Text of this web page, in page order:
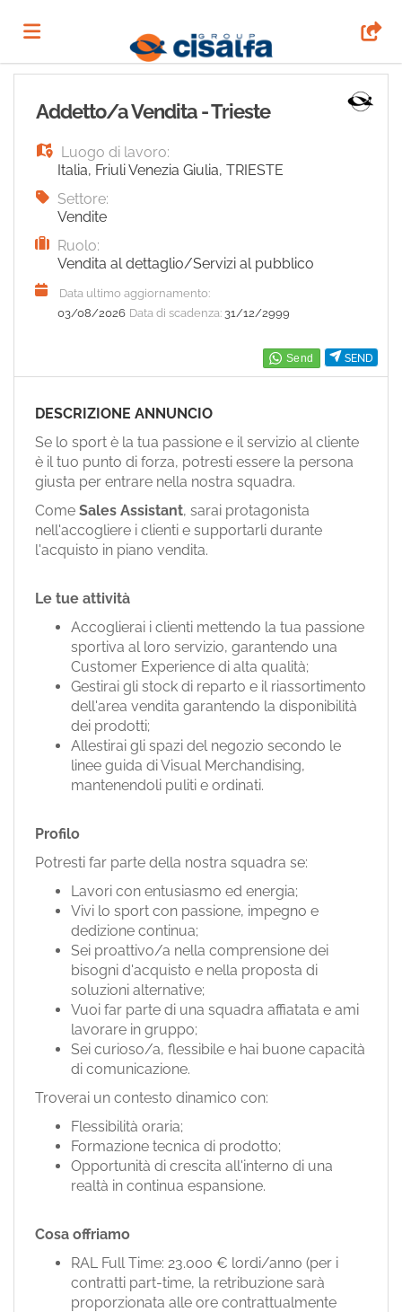
Offerte
di
Carica
EN
FR
IT
DE
ES
PT
SEND
Addetto/a Vendita - Trieste
Luogo di lavoro:
Italia, Friuli Venezia Giulia, TRIESTE
Settore:
Vendite
Ruolo:
Vendita al dettaglio/Servizi al pubblico
Data ultimo aggiornamento:
03/08/2026 Data di scadenza: 31/12/2999
DESCRIZIONE ANNUNCIO
Se lo sport è la tua passione e il servizio al cliente
è il tuo punto di forza, potresti essere la persona
giusta per entrare nella nostra squadra.
Come Sales Assistant, sarai protagonista
nell'accogliere i clienti e supportarli durante
l'acquisto in piano vendita.
Le tue attività
Accoglierai i clienti mettendo la tua passione
sportiva al loro servizio, garantendo una
Customer Experience di alta qualità;
Gestirai gli stock di reparto e il riassortimento
dell'area vendita garantendo la disponibilità
dei prodotti;
Allestirai gli spazi del negozio secondo le
linee guida di Visual Merchandising,
mantenendoli puliti e ordinati.
Profilo
Potresti far parte della nostra squadra se:
Lavori con entusiasmo ed energia;
Vivi lo sport con passione, impegno e
dedizione continua;
Sei proattivo/a nella comprensione dei
bisogni d'acquisto e nella proposta di
soluzioni alternative;
Vuoi far parte di una squadra affiatata e ami
lavorare in gruppo;
Sei curioso/a, flessibile e hai buone capacità
di comunicazione.
Troverai un contesto dinamico con:
Flessibilità oraria;
Formazione tecnica di prodotto;
Opportunità di crescita all'interno di una
realtà in continua espansione.
Cosa offriamo
RAL Full Time: 23.000 € lordi/anno (per i
contratti part-time, la retribuzione sarà
proporzionata alle ore contrattualmente